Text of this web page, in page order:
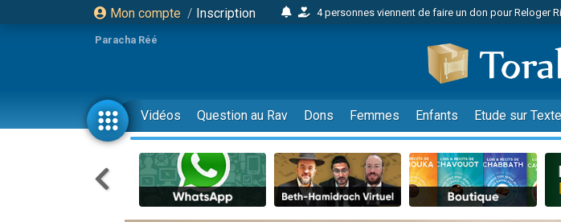
Mon compte / Inscription
4 personnes viennent de faire un don pour Reloger
17 personnes viennent de demander une bénédiction
4 personnes viennent de nous rejoindre sur WhatsApp
Il reste 49 places pour étudier en groupe sur Zoom
23 personnes viennent de faire un don pour Diane,
Eva vient de donner son Maasser
4 personnes viennent de nous rejoindre sur WhatsApp
3 personnes viennent de nous rejoindre sur WhatsApp
Paracha Réé
Vidéos Question au Rav Dons Femmes Enfants Etude sur Texte